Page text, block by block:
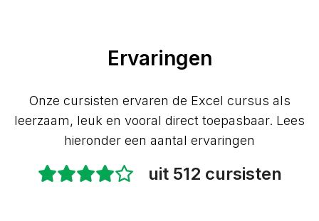
Ervaringen
Onze cursisten ervaren de Excel cursus als
leerzaam, leuk en vooral direct toepasbaar. Lees
hieronder een aantal ervaringen
uit 512 cursisten